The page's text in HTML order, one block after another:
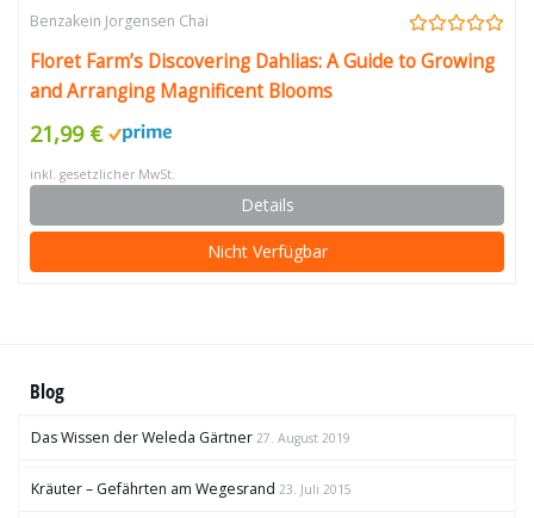
Benzakein Jorgensen Chai
Floret Farm’s Discovering Dahlias: A Guide to Growing
and Arranging Magnificent Blooms
21,99 €
inkl. gesetzlicher MwSt.
Details
Nicht Verfügbar
Blog
Das Wissen der Weleda Gärtner 27. August 2019
Kräuter – Gefährten am Wegesrand 23. Juli 2015